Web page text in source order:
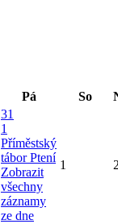
Pá So
31
1
Příměstský
tábor Ptení
Zobrazit
všechny
záznamy
ze dne
1